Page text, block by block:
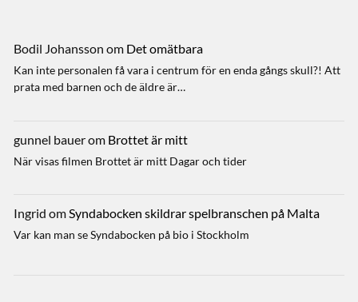
Bodil Johansson om Det omätbara
Kan inte personalen få vara i centrum för en enda gångs skull?! Att
prata med barnen och de äldre är…
gunnel bauerom Brottet är mitt
När visas filmen Brottet är mitt Dagar och tider
Ingrid omSyndabocken skildrar spelbranschen på Malta
Var kan man se Syndabocken på bio i Stockholm